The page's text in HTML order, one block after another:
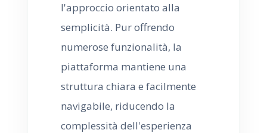
l'approccio orientato alla
semplicità. Pur offrendo
numerose funzionalità, la
piattaforma mantiene una
struttura chiara e facilmente
navigabile, riducendo la
complessità dell'esperienza